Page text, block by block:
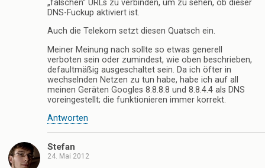
„falschen“ URLs zu verbinden, um zu sehen, ob dieser
DNS-Fuckup aktiviert ist.
Auch die Telekom setzt diesen Quatsch ein.
Meiner Meinung nach sollte so etwas generell
verboten sein oder zumindest, wie oben beschrieben,
defaultmäßig ausgeschaltet sein. Da ich öfter in
wechselnden Netzen zu tun habe, habe ich auf all
meinen Geräten Googles 8.8.8.8 und 8.8.4.4 als DNS
voreingestellt; die funktionieren immer korrekt.
Antworten
Stefan
24. Mai 2012